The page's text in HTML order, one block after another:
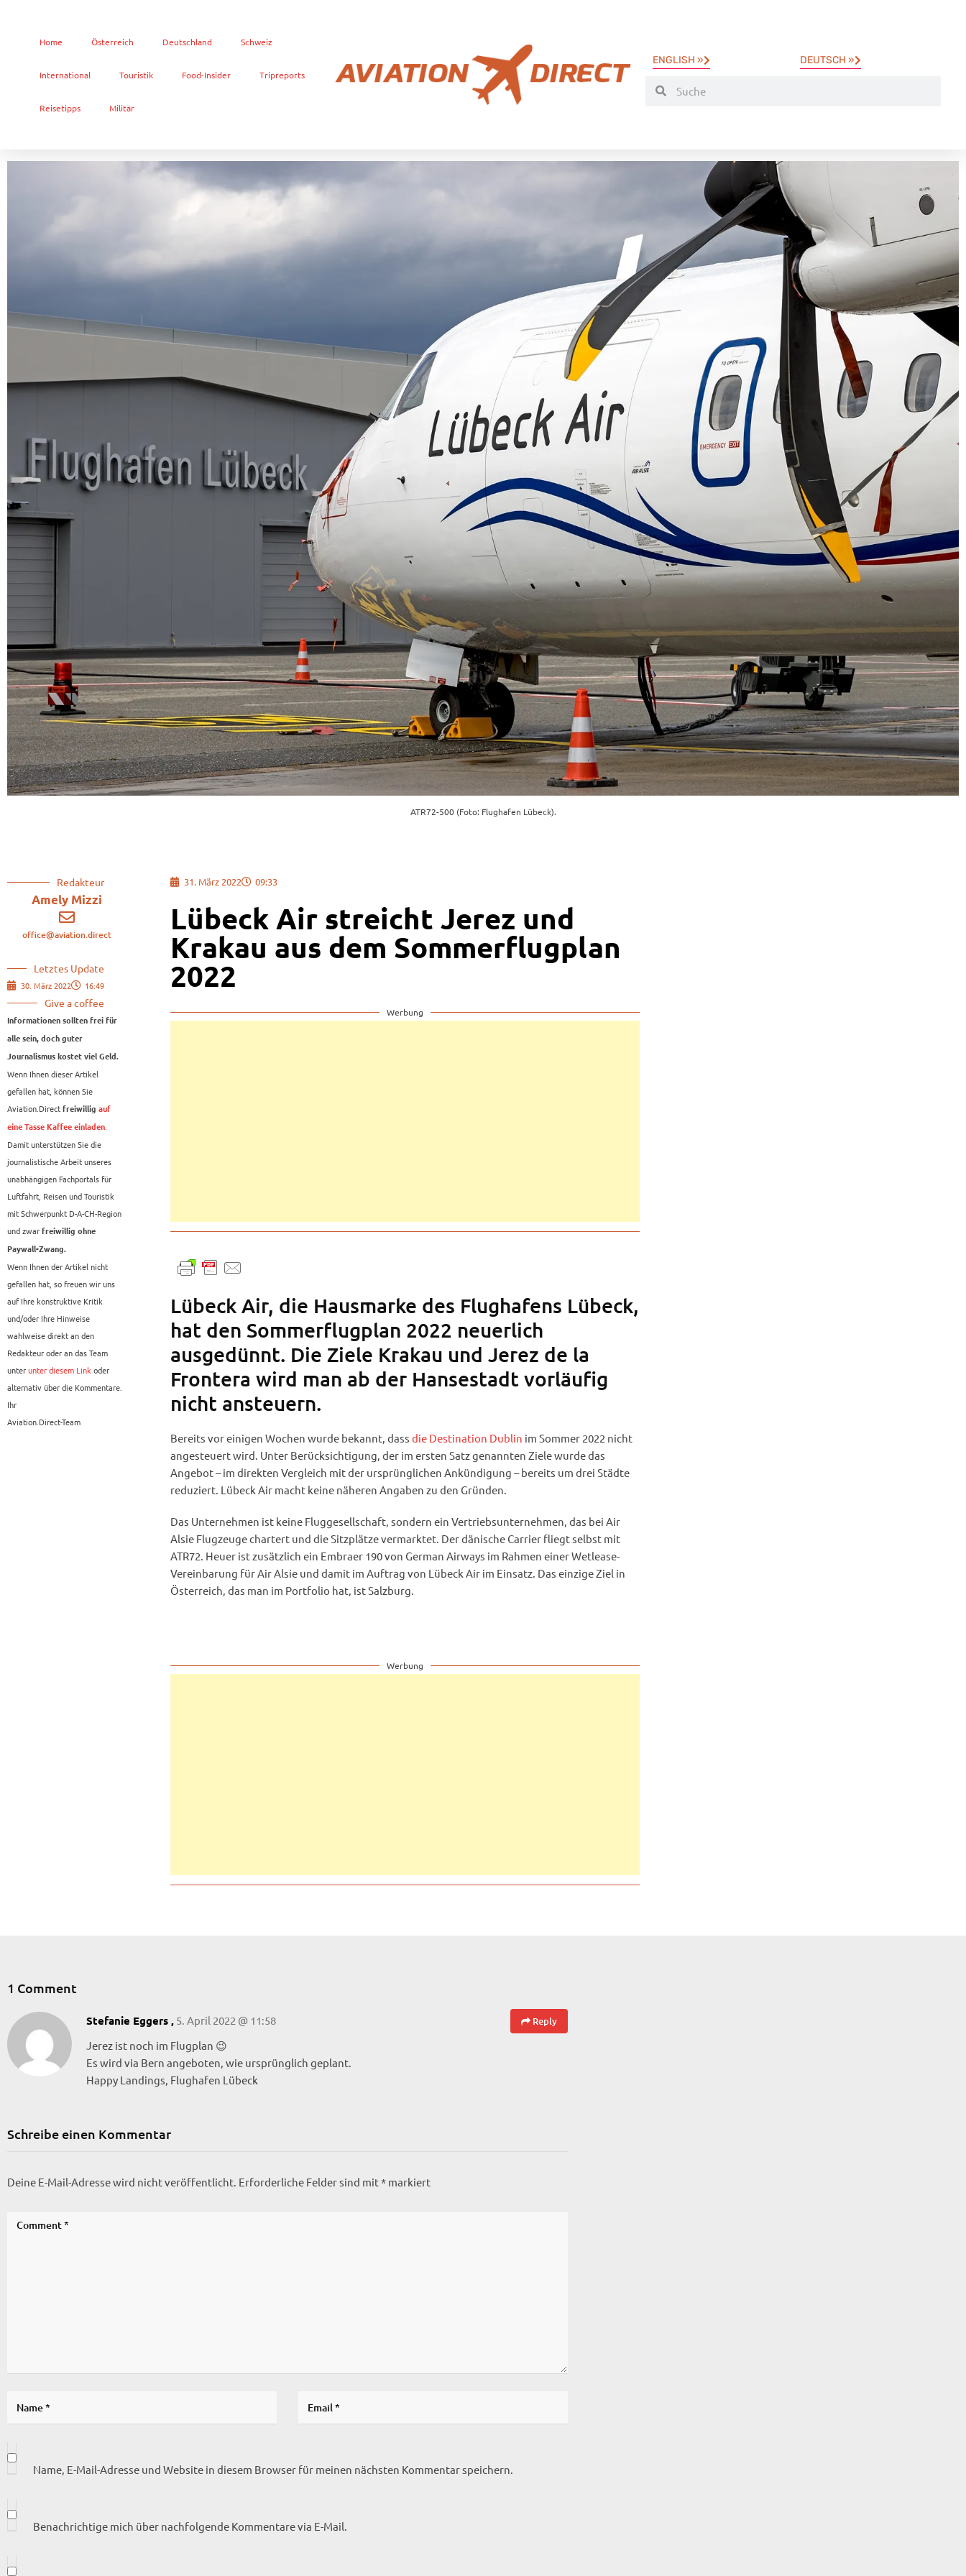
Home Österreich Deutschland Schweiz
International Touristik Food-Insider Tripreports
Reisetipps Militär
ENGLISH » DEUTSCH »
ATR72-500 (Foto: Flughafen Lübeck).
Redakteur
Amely Mizzi
office@aviation.direct
Letztes Update
30. März 2022 16:49
Give a coffee
Informationen sollten frei für
alle sein, doch guter
Journalismus kostet viel Geld.
Wenn Ihnen dieser Artikel
gefallen hat, können Sie
Aviation.Direct freiwillig auf
eine Tasse Kaffee einladen.
Damit unterstützen Sie die
journalistische Arbeit unseres
unabhängigen Fachportals für
Luftfahrt, Reisen und Touristik
mit Schwerpunkt D-A-CH-Region
und zwar freiwillig ohne
Paywall-Zwang.
Wenn Ihnen der Artikel nicht
gefallen hat, so freuen wir uns
auf Ihre konstruktive Kritik
und/oder Ihre Hinweise
wahlweise direkt an den
Redakteur oder an das Team
unterunter diesem Linkoder
alternativ über die Kommentare.
Ihr
Aviation.Direct-Team
31. März 2022 09:33
Lübeck Air streicht Jerez und
Krakau aus dem Sommerflugplan
2022
Werbung
Lübeck Air, die Hausmarke des Flughafens Lübeck,
hat den Sommerflugplan 2022 neuerlich
ausgedünnt. Die Ziele Krakau und Jerez de la
Frontera wird man ab der Hansestadt vorläufig
nicht ansteuern.
Bereits vor einigen Wochen wurde bekannt, dass die Destination Dublin im Sommer 2022 nicht
angesteuert wird. Unter Berücksichtigung, der im ersten Satz genannten Ziele wurde das
Angebot – im direkten Vergleich mit der ursprünglichen Ankündigung – bereits um drei Städte
reduziert. Lübeck Air macht keine näheren Angaben zu den Gründen.
Das Unternehmen ist keine Fluggesellschaft, sondern ein Vertriebsunternehmen, das bei Air
Alsie Flugzeuge chartert und die Sitzplätze vermarktet. Der dänische Carrier fliegt selbst mit
ATR72. Heuer ist zusätzlich ein Embraer 190 von German Airways im Rahmen einer Wetlease-
Vereinbarung für Air Alsie und damit im Auftrag von Lübeck Air im Einsatz. Das einzige Ziel in
Österreich, das man im Portfolio hat, ist Salzburg.
Werbung
1 Comment
Reply
Stefanie Eggers , 5. April 2022 @ 11:58
Jerez ist noch im Flugplan 😉
Es wird via Bern angeboten, wie ursprünglich geplant.
Happy Landings, Flughafen Lübeck
Schreibe einen Kommentar
Deine E-Mail-Adresse wird nicht veröffentlicht. Erforderliche Felder sind mit* markiert
Name, E-Mail-Adresse und Website in diesem Browser für meinen nächsten Kommentar speichern.
Benachrichtige mich über nachfolgende Kommentare via E-Mail.